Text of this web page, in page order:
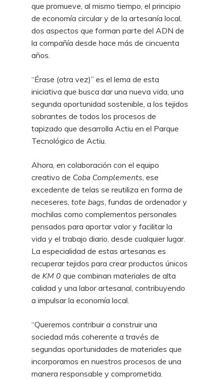
que promueve, al mismo tiempo, el principio
de economía circular y de la artesanía local,
dos aspectos que forman parte del ADN de
la compañía desde hace más de cincuenta
años.
“Érase (otra vez)” es el lema de esta
iniciativa que busca dar una nueva vida, una
segunda oportunidad sostenible, a los tejidos
sobrantes de todos los procesos de
tapizado que desarrolla Actiu en el Parque
Tecnológico de Actiu.
Ahora, en colaboración con el equipo
creativo de Coba Complements, ese
excedente de telas se reutiliza en forma de
neceseres, tote bags, fundas de ordenador y
mochilas como complementos personales
pensados para aportar valor y facilitar la
vida y el trabajo diario, desde cualquier lugar.
La especialidad de estas artesanas es
recuperar tejidos para crear productos únicos
de KM 0 que combinan materiales de alta
calidad y una labor artesanal, contribuyendo
a impulsar la economía local.
“Queremos contribuir a construir una
sociedad más coherente a través de
segundas oportunidades de materiales que
incorporamos en nuestros procesos de una
manera responsable y comprometida.